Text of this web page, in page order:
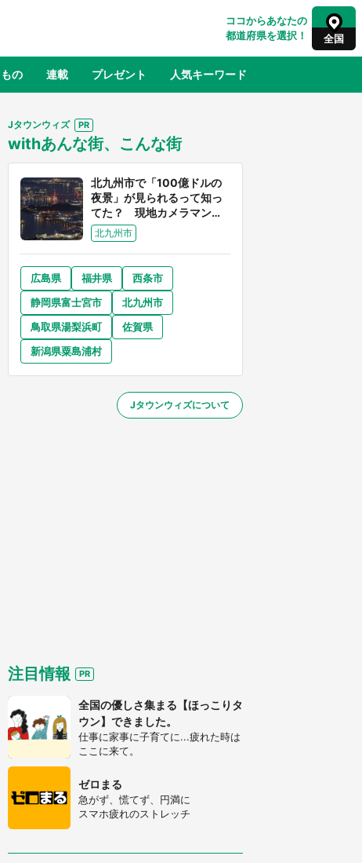
ココからあなたの
都道府県を選択！
全国
山形 福島
千葉 東京 神奈川
奈良 和歌山
山口
大分 宮崎
の 連載 プレゼント 人気キーワード
ふるさと納税
世界
コ
8
日向翔陽＆影山飛雄が笹かまを食べ
る！ アニメ『ハイキュー！！』×老
舗「鐘崎」コラボで限定グッズも【8
／1～31】
Jタウンウィズ
withあんな街、こんな街
北九州市で「100億ドルの
夜景」が見られるって知っ
てた？ 現地カメラマンに
聞く、きらめく光を捉える
方法
北九州市
広島県 福井県
西条市
静岡県富士宮市
北九州市
鳥取県湯梨浜町
佐賀県
新潟県粟島浦村
Jタウンウィズについて
注目情報
全国の優しさ集まる【ほっこりタ
ウン】できました。
仕事に家事に子育てに...疲れた時は
ここに来て。
ゼロまる
急がず、慌てず、円満に
スマホ疲れのストレッチ